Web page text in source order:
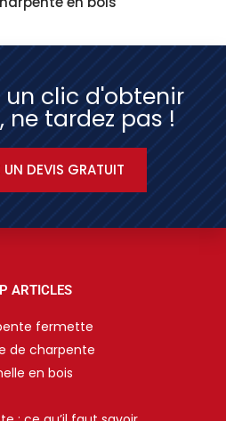
un clic d'obtenir
ne tardez pas !
DEVIS GRATUIT
ARTICLES
fermette
de charpente
en bois